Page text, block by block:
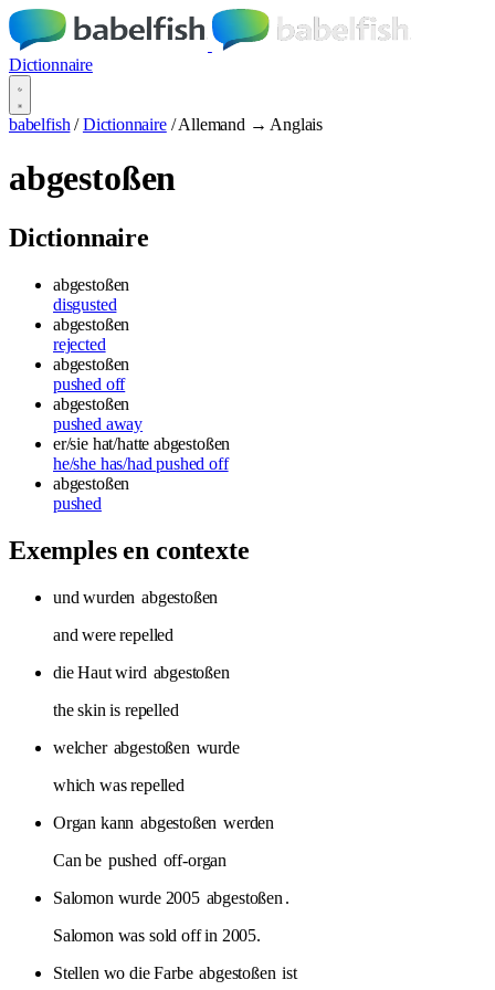
Dictionnaire
babelfish / Dictionnaire / Allemand → Anglais
abgestoßen
Dictionnaire
abgestoßen
disgusted
abgestoßen
rejected
abgestoßen
pushed off
abgestoßen
pushed away
er/sie hat/hatte abgestoßen
he/she has/had pushed off
abgestoßen
pushed
Exemples en contexte
und wurden abgestoßen
and were repelled
die Haut wird abgestoßen
the skin is repelled
welcher abgestoßen wurde
which was repelled
Organ kann abgestoßen werden
Can be pushed off-organ
Salomon wurde 2005 abgestoßen .
Salomon was sold off in 2005.
Stellen wo die Farbe abgestoßen ist